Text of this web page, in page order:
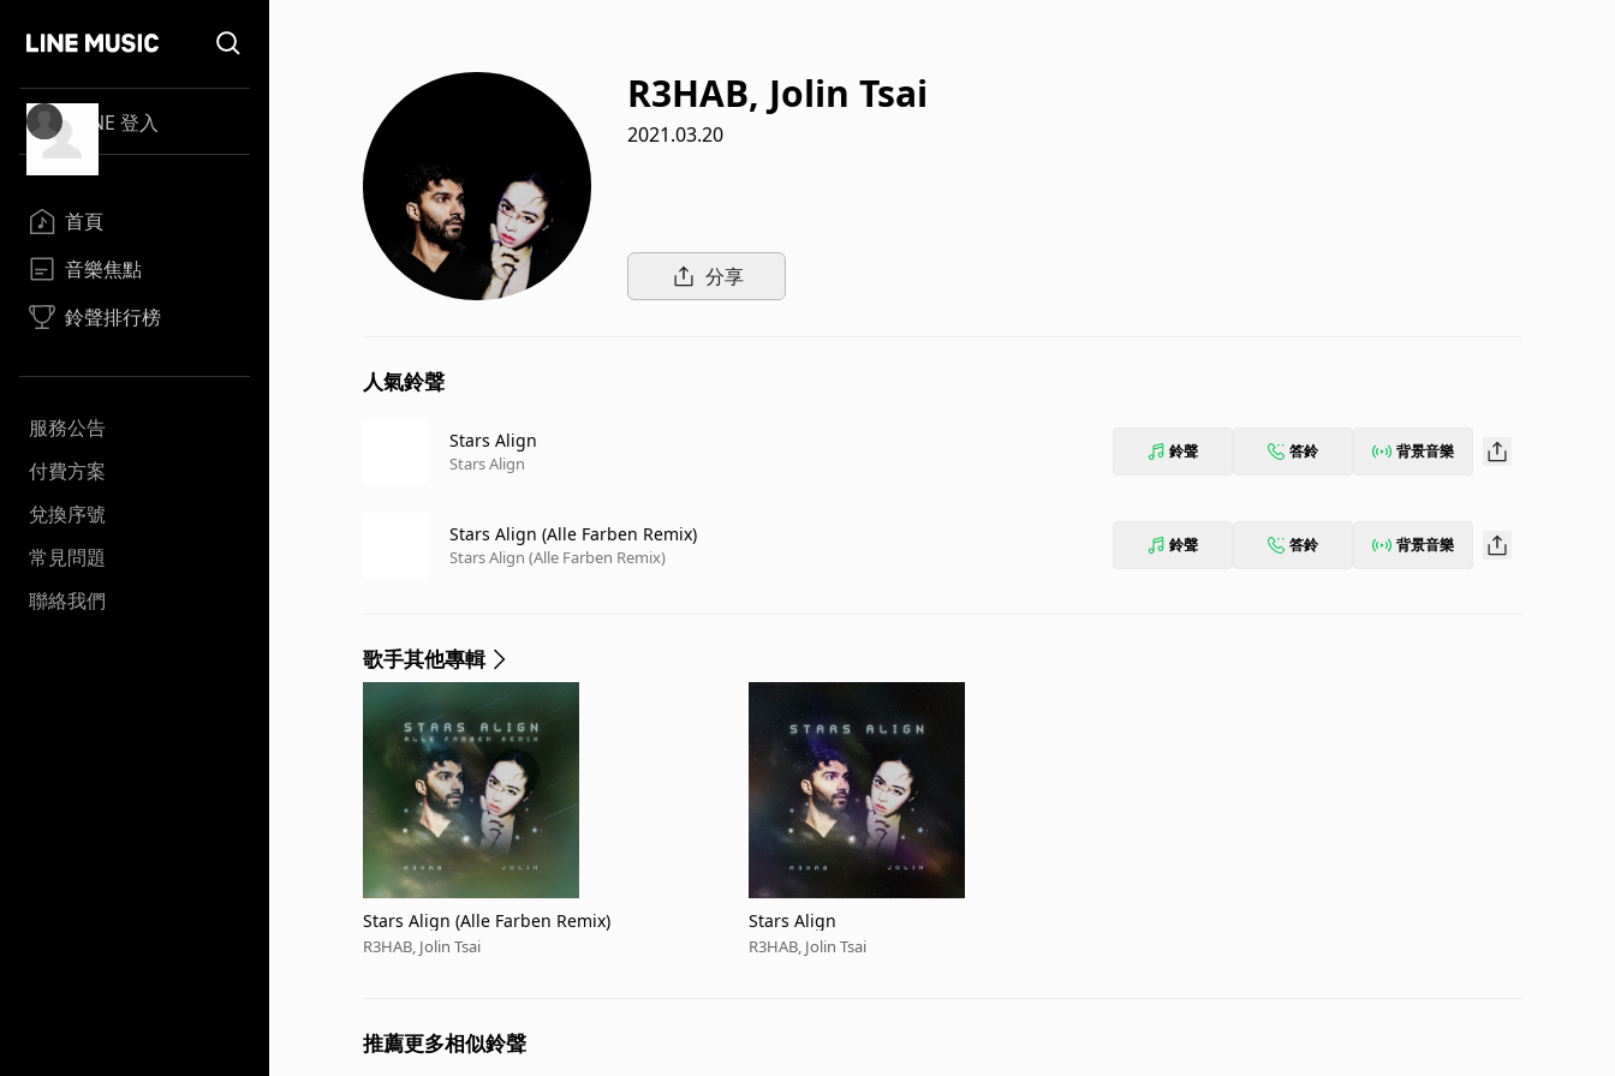
LINE 登入
首頁
音樂焦點
鈴聲排行榜
服務公告
付費方案
兌換序號
常見問題
聯絡我們
R3HAB, Jolin Tsai
2021.03.20
分享
人氣鈴聲
Stars Align
Stars Align
鈴聲 答鈴 背景音樂
Stars Align (Alle Farben Remix)
Stars Align (Alle Farben Remix)
鈴聲 答鈴 背景音樂
歌手其他專輯
Stars Align (Alle Farben Remix)
R3HAB, Jolin Tsai
Stars Align
R3HAB, Jolin Tsai
推薦更多相似鈴聲